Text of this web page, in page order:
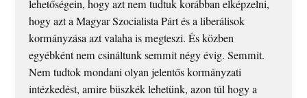
lehetőségein, hogy azt nem tudtuk korábban elképzelni,
hogy azt a Magyar Szocialista Párt és a liberálisok
kormányzása azt valaha is megteszi. És közben
egyébként nem csináltunk semmit négy évig. Semmit.
Nem tudtok mondani olyan jelentős kormányzati
intézkedést, amire büszkék lehetünk, azon túl hogy a